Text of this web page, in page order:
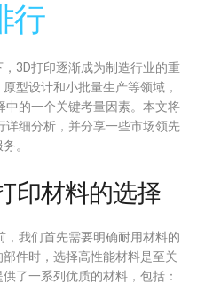
行
3D打印逐渐成为制造行业的重
型设计和小批量生产等领域，
中的一个关键考量因素。本文将
详细分析，并分享一些市场领先
。
印材料的选择
，我们首先需要明确耐用材料的
件时，选择高性能材料是至关
了一系列优质的材料，包括：